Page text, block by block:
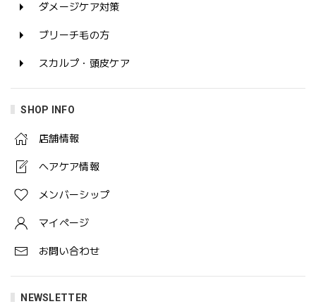
ダメージケア対策
ブリーチ毛の方
スカルプ・頭皮ケア
SHOP INFO
店舗情報
ヘアケア情報
メンバーシップ
マイページ
お問い合わせ
NEWSLETTER